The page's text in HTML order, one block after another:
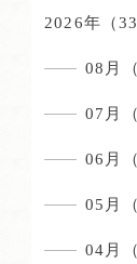
2026年（
08月
07月
06月
05月
04月